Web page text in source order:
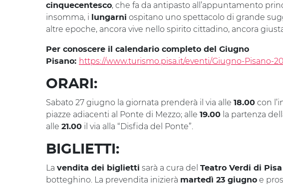
cinquecentesco, che fa da antipasto all’appuntamento
insomma, i
lungarni ospitano uno spettacolo di grande
altre epoche, ancora vive nello spirito cittadino, ancora
Per conoscere il calendario completo del Giugno
Pisano: https://www.turismo.pisa.it/eventi/Giugno-Pisano-
ORARI:
Sabato 27 giugno la giornata prenderà il via alle 18.00 con
piazze adiacenti al Ponte di Mezzo; alle 19.00 la partenza
alle 21.00 il via alla “Disfida del Ponte”.
BIGLIETTI:
La vendita dei biglietti sarà a cura del Teatro Verdi di Pisa
botteghino. La prevendita inizierà martedì 23 giugno e